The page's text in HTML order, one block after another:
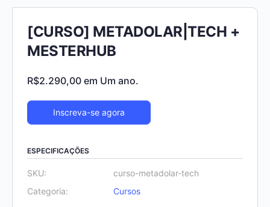
[CURSO] METADOLAR|TECH +
MESTERHUB
R$2.290,00 em Um ano.
Inscreva-se agora
ESPECIFICAÇÕES
SKU:
curso-metadolar-tech
Categoria:
Cursos